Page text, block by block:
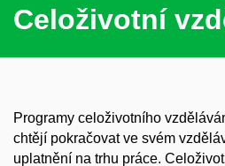
Celoživotní
Programy celoživotního
chtějí pokračovat ve svém
uplatnění na trhu práce.